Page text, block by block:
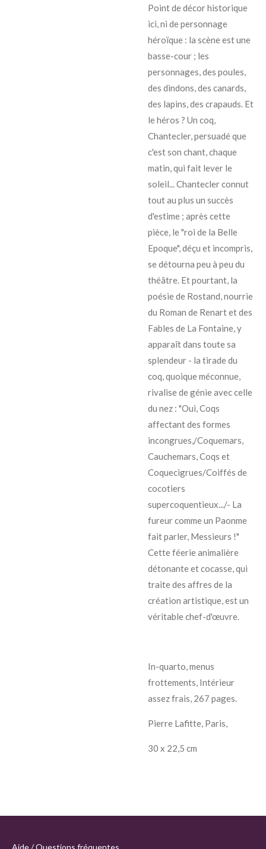
Point de décor historique
ici, ni de personnage
héroïque : la scène est une
basse-cour ; les
personnages, des poules,
des dindons, des canards,
des lapins, des crapauds. Et
le héros ? Un coq,
Chantecler, persuadé que
c'est son chant, chaque
matin, qui fait lever le
soleil... Chantecler connut
tout au plus un succès
d'estime ; après cette
pièce, le "roi de la Belle
Epoque", déçu et incompris,
se détourna peu à peu du
théâtre. Et pourtant, la
poésie de Rostand, nourrie
du Roman de Renart et des
Fables de La Fontaine, y
apparaît dans toute sa
splendeur - la tirade du
coq, quoique méconnue,
rivalise de génie avec celle
du nez : "Oui, Coqs
affectant des formes
incongrues,/Coquemars,
Cauchemars, Coqs et
Coquecigrues/Coiffés de
cocotiers
supercoquentieux.../- La
fureur comme un Paonme
fait parler, Messieurs !"
Cette féerie animalière
détonante et cocasse, qui
traite des affres de la
création artistique, est un
véritable chef-d'œuvre.
In-quarto, menus
frottements, Intérieur
assez frais, 267 pages.
Pierre Lafitte, Paris,
30 x 22,5 cm
Aide / Questions fréquentes